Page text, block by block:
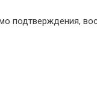
подтверждения,